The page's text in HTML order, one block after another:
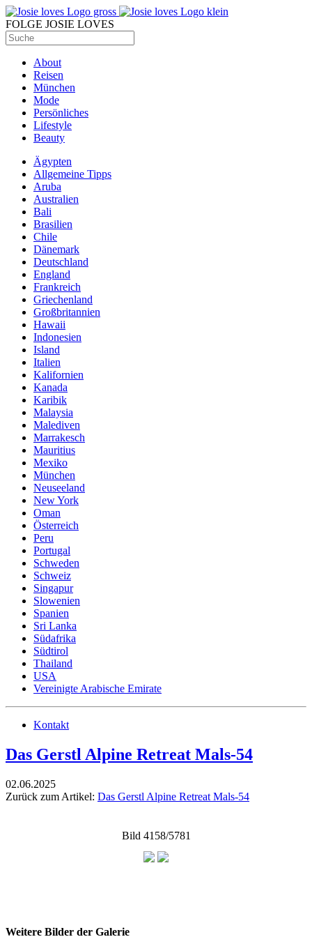
FOLGE JOSIE LOVES
About
Reisen
München
Mode
Persönliches
Lifestyle
Beauty
Ägypten
Allgemeine Tipps
Aruba
Australien
Bali
Brasilien
Chile
Dänemark
Deutschland
England
Frankreich
Griechenland
Großbritannien
Hawaii
Indonesien
Island
Italien
Kalifornien
Kanada
Karibik
Malaysia
Malediven
Marrakesch
Mauritius
Mexiko
München
Neuseeland
New York
Oman
Österreich
Peru
Portugal
Schweden
Schweiz
Singapur
Slowenien
Spanien
Sri Lanka
Südafrika
Südtirol
Thailand
USA
Vereinigte Arabische Emirate
Kontakt
Das Gerstl Alpine Retreat Mals-54
02.06.2025
Zurück zum Artikel: Das Gerstl Alpine Retreat Mals-54
Bild 4158/5781
Weitere Bilder der Galerie